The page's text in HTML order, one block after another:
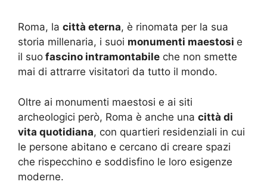
Roma, la città eterna, è rinomata per la sua
storia millenaria, i suoi monumenti maestosi e
il suo fascino intramontabile che non smette
mai di attrarre visitatori da tutto il mondo.
Oltre ai monumenti maestosi e ai siti
archeologici però, Roma è anche una città di
vita quotidiana, con quartieri residenziali in cui
le persone abitano e cercano di creare spazi
che rispecchino e soddisfino le loro esigenze
moderne.